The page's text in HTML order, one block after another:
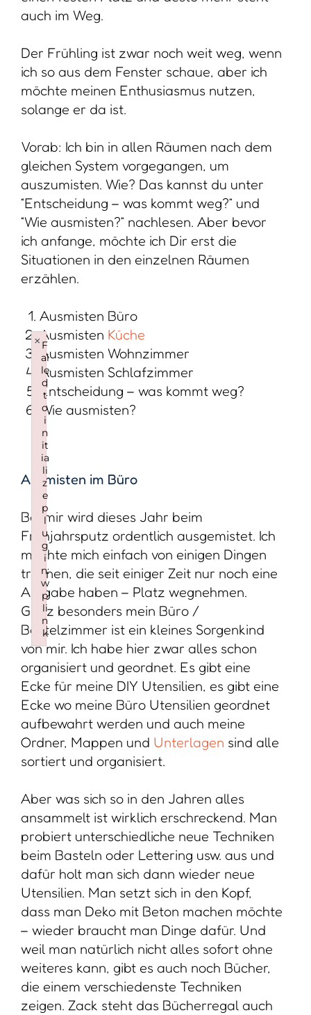
auch im Weg.
Der Frühling ist zwar noch weit weg, wenn
ich so aus dem Fenster schaue, aber ich
möchte meinen Enthusiasmus nutzen,
solange er da ist.
Vorab: Ich bin in allen Räumen nach dem
gleichen System vorgegangen, um
auszumisten. Wie? Das kannst du unter
“Entscheidung – was kommt weg?” und
“Wie ausmisten?” nachlesen. Aber bevor
ich anfange, möchte ich Dir erst die
Situationen in den einzelnen Räumen
erzählen.
Ausmisten Büro
Ausmisten Küche
Ausmisten Wohnzimmer
Ausmisten Schlafzimmer
Entscheidung – was kommt weg?
Wie ausmisten?
Ausmisten im Büro
Bei mir wird dieses Jahr beim
Frühjahrsputz ordentlich ausgemistet. Ich
möchte mich einfach von einigen Dingen
trennen, die seit einiger Zeit nur noch eine
Aufgabe haben – Platz wegnehmen.
Ganz besonders mein Büro /
Bastelzimmer ist ein kleines Sorgenkind
von mir. Ich habe hier zwar alles schon
organisiert und geordnet. Es gibt eine
Ecke für meine DIY Utensilien, es gibt eine
Ecke wo meine Büro Utensilien geordnet
aufbewahrt werden und auch meine
Ordner, Mappen und Unterlagen sind alle
sortiert und organisiert.
Aber was sich so in den Jahren alles
ansammelt ist wirklich erschreckend. Man
probiert unterschiedliche neue Techniken
beim Basteln oder Lettering usw. aus und
dafür holt man sich dann wieder neue
Utensilien. Man setzt sich in den Kopf,
dass man Deko mit Beton machen möchte
– wieder braucht man Dinge dafür. Und
weil man natürlich nicht alles sofort ohne
weiteres kann, gibt es auch noch Bücher,
die einem verschiedenste Techniken
zeigen. Zack steht das Bücherregal auch
F
ai
le
d
t
o
i
n
it
ia
li
z
e
p
l
u
g
i
n:
w
p
li
n
k
×
Failed to initialize plugin: wplink